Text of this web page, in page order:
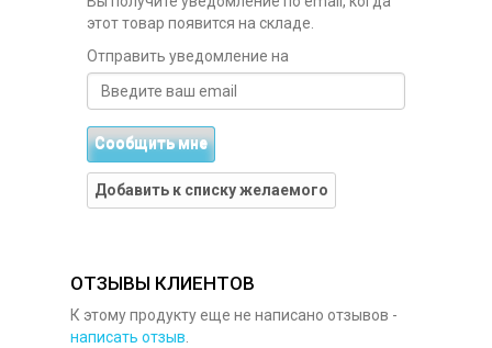
этот товар появится на складе.
Отправить уведомление на
Сообщить мне
Добавить к списку желаемого
ОТЗЫВЫ КЛИЕНТОВ
К этому продукту еще не написано отзывов -
написать отзыв